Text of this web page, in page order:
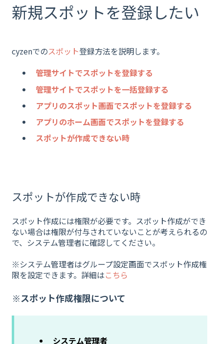
新規スポットを登録したい
cyzenでのスポット登録方法を説明します。
管理サイトでスポットを登録する
管理サイトでスポットを一括登録する
アプリのスポット画面でスポットを登録する
アプリのホーム画面でスポットを登録する
スポットが作成できない時
スポットが作成できない時
スポット作成には権限が必要です。スポット作成ができ
ない場合は権限が付与されていないことが考えられるの
で、システム管理者に確認してください。
※システム管理者はグループ設定画面でスポット作成権
限を設定できます。詳細はこちら
※スポット作成権限について
システム管理者